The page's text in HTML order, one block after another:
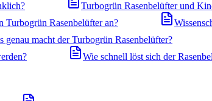
Turbogrün Rasenbelüfter und
Turbogrün Rasenbelüfter an?
genau macht der Turbogrün Rasenbelüfter?
Wie schnell löst sich der